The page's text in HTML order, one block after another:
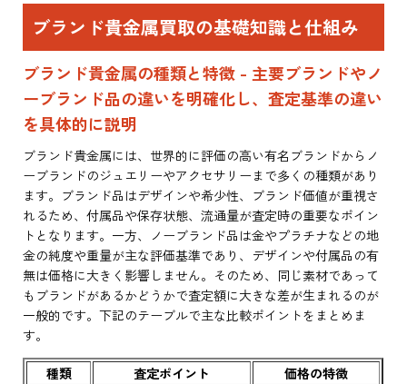
ブランド貴金属買取の基礎知識と仕組み
ブランド貴金属の種類と特徴 - 主要ブランドやノ
ーブランド品の違いを明確化し、査定基準の違い
を具体的に説明
ブランド貴金属には、世界的に評価の高い有名ブランドからノ
ーブランドのジュエリーやアクセサリーまで多くの種類があり
ます。ブランド品はデザインや希少性、ブランド価値が重視さ
れるため、付属品や保存状態、流通量が査定時の重要なポイン
トとなります。一方、ノーブランド品は金やプラチナなどの地
金の純度や重量が主な評価基準であり、デザインや付属品の有
無は価格に大きく影響しません。そのため、同じ素材であって
もブランドがあるかどうかで査定額に大きな差が生まれるのが
一般的です。下記のテーブルで主な比較ポイントをまとめま
す。
種類 査定ポイント
価格の特徴